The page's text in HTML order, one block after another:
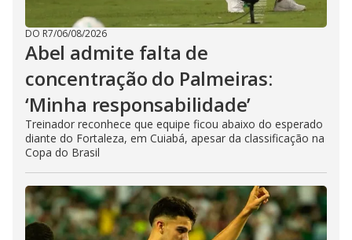
DO R7/06/08/2026
Abel admite falta de
concentração do Palmeiras:
‘Minha responsabilidade’
Treinador reconhece que equipe ficou abaixo do esperado
diante do Fortaleza, em Cuiabá, apesar da classificação na
Copa do Brasil